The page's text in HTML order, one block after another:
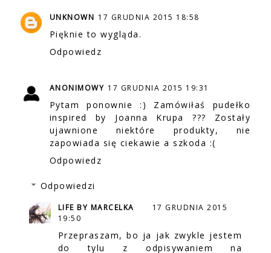
UNKNOWN 17 GRUDNIA 2015 18:58
Pięknie to wygląda.
Odpowiedz
ANONIMOWY 17 GRUDNIA 2015 19:31
Pytam ponownie :) Zamówiłaś pudełko
inspired by Joanna Krupa ??? Zostały
ujawnione niektóre produkty, nie
zapowiada się ciekawie a szkoda :(
Odpowiedz
Odpowiedzi
LIFE BY MARCELKA
17 GRUDNIA 2015
19:50
Przepraszam, bo ja jak zwykle jestem
do tylu z odpisywaniem na